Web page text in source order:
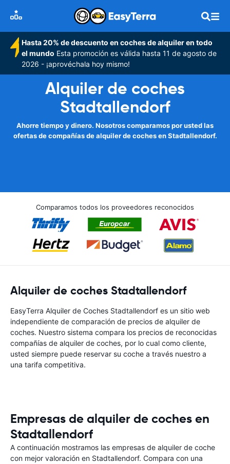
Hasta 20% de descuento en coches de alquiler en todo
el mundo Esta promoción es válida hasta 11 de agosto de
2026 - ¡aprovéchala hoy mismo!
Alquiler de coches
Stadtallendorf
Ahorre tiempo y dinero. Nosotros comparamos por usted las
ofertas de compañías de alquiler de coches en Stadtallendorf.
Comparamos todos los proveedores reconocidos
Alquiler de coches Stadtallendorf
EasyTerra Alquiler de Coches Stadtallendorf es un sitio web
independiente de comparación de precios de alquiler de
coches. Nuestro sistema compara los precios de reconocidas
compañías de alquiler de coches, por lo cual como cliente,
usted siempre puede reservar su coche a través nuestro a
una tarifa competitiva.
Empresas de alquiler de coches en
Stadtallendorf
A continuación mostramos las empresas de alquiler de coche
con mejor valoración en Stadtallendorf. Compara con una